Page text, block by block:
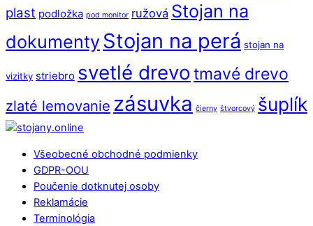
plast podložka pod monitor ružová Stojan na
dokumenty Stojan na perá stojan na
vizitky striebro svetlé drevotmavé drevo
zlaté lemovanie zásuvka čierny štvorcový šuplík
Back
Top
Všeobecné obchodné podmienky
GDPR-OOU
Poučenie dotknutej osoby
Reklamácie
Terminológia